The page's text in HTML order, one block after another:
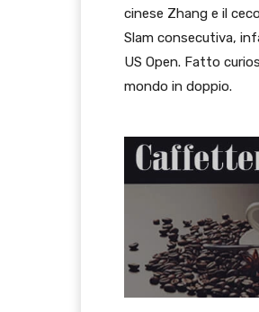
cinese Zhang e il
Slam consecutiva,
US Open. Fatto
mondo in doppio.